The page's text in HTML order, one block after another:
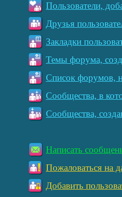
Пользователи,
Друзья
Закладки
Темы форума,
Список форумов,
Сообщества, в
Сообщества,
Написать
Пожаловаться на
Добавить